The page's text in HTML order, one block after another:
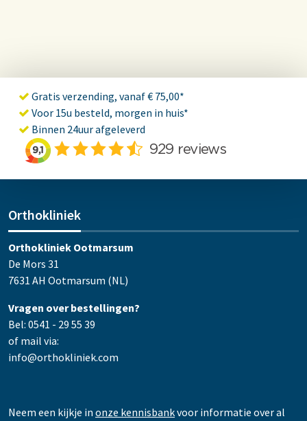
Gratis verzending, vanaf € 75,00*
Voor 15u besteld, morgen in huis*
Binnen 24uur afgeleverd
Orthokliniek
Orthokliniek Ootmarsum
De Mors 31
7631 AH Ootmarsum (NL)
Vragen over bestellingen?
Bel: 0541 - 29 55 39
of mail via:
info@orthokliniek.com
Neem een kijkje in onze kennisbankvoor informatie over al